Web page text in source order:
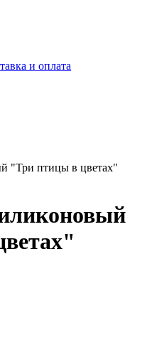
и оплата
"Три птицы в цветах"